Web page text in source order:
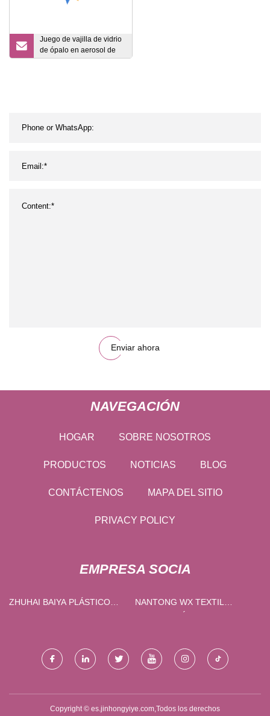
Juego de vajilla de vidrio
de ópalo en aerosol de
color verde jade Nuevo
Enviar ahora
NAVEGACIÓN
HOGAR SOBRE NOSOTROS
PRODUCTOS NOTICIAS BLOG
CONTÁCTENOS MAPA DEL SITIO
PRIVACY POLICY
EMPRESA SOCIA
ZHUHAI BAIYA PLÁSTICO
NANTONG WX TEXTIL
Copyright © es.jinhongyiye.com,Todos los derechos